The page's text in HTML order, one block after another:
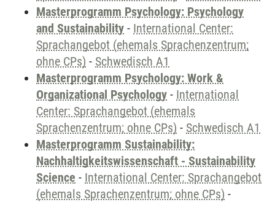
Masterprogramm Psychology: Psychology
and Sustainability - International Center:
Sprachangebot (ehemals Sprachenzentrum;
ohne CPs) - Schwedisch A1
Masterprogramm Psychology: Work &
Organizational Psychology - International
Center: Sprachangebot (ehemals
Sprachenzentrum; ohne CPs) - Schwedisch A1
Masterprogramm Sustainability:
Nachhaltigkeitswissenschaft - Sustainability
Science - International Center: Sprachangebot
(ehemals Sprachenzentrum; ohne CPs) -